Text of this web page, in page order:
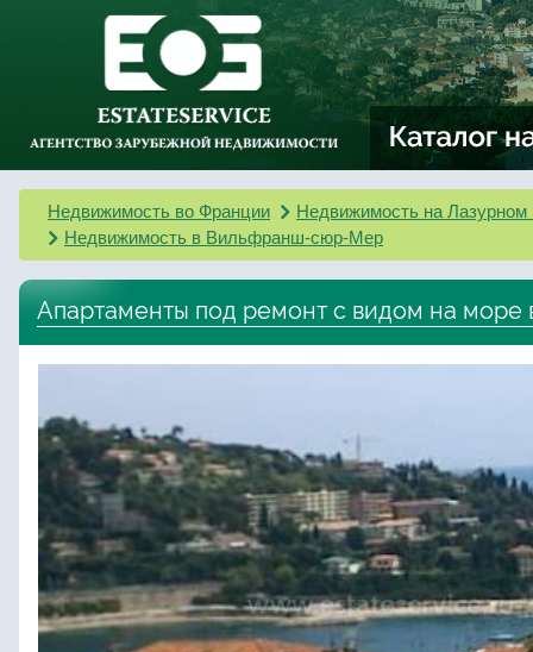
Недвижимость во Франции
Недвижимость на Лазурном
Недвижимость в Вильфранш-сюр-Мер
Апартаменты под ремонт с видом на